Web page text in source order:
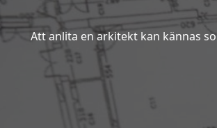
Att anlita en arkitekt kan kännas